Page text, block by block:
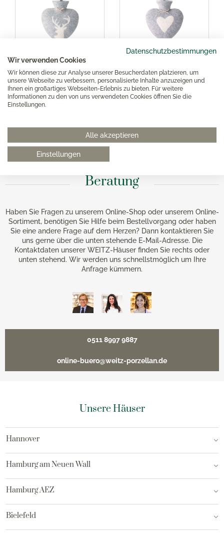
Datenschutzbestimmungen
Wir verwenden Cookies
Wir können diese zur Analyse unserer Besucherdaten platzieren, um
unsere Webseite zu verbessern, personalisierte Inhalte anzuzeigen und
Ihnen ein großartiges Webseiten-Erlebnis zu bieten. Für weitere
Informationen zu den von uns verwendeten Cookies öffnen Sie die
Einstellungen.
Alle akzeptieren
Einstellungen
Herzwärmflasche
Platzhirsch hellgrau
meliert
Dorothee Lehnen
hellgrau meliert/weiß
Beratung
Haben Sie Fragen zu unserem Online-Shop oder unserem Online-
Sortiment, benötigen Sie Hilfe beim Bestellvorgang oder haben
Sie eine andere Frage auf dem Herzen? Dann kontaktieren Sie
uns gerne über die unten stehende E-Mail-Adresse. Die
Kontaktdaten unserer WEITZ-Häuser finden Sie rechts oder
unten stehend. Wir werden uns schnellstmöglich um Ihre
Anfrage kümmern.
0511 8997 9887
online-buero@weitz-porzellan.de
Unsere Häuser
Hannover
Hamburg am Neuen Wall
Hamburg AEZ
Bielefeld